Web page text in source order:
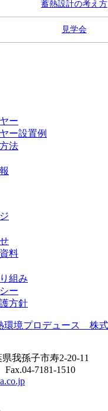
蓄熱設計の考え方
見学会
ー
ー設置例
法
料
組み
ー
方針
我孫子市寿2-20-11
7181-1510